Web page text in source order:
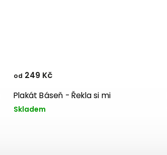
Plakát Báseň - Řekla si mi
Skladem
od 249 Kč